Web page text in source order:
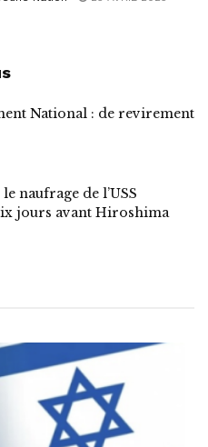
National : de revirement
naufrage de l’USS
jours avant Hiroshima